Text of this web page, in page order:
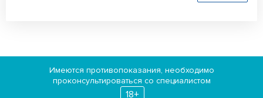
Имеются противопоказания, необходимо
проконсультироваться со специалистом
18+